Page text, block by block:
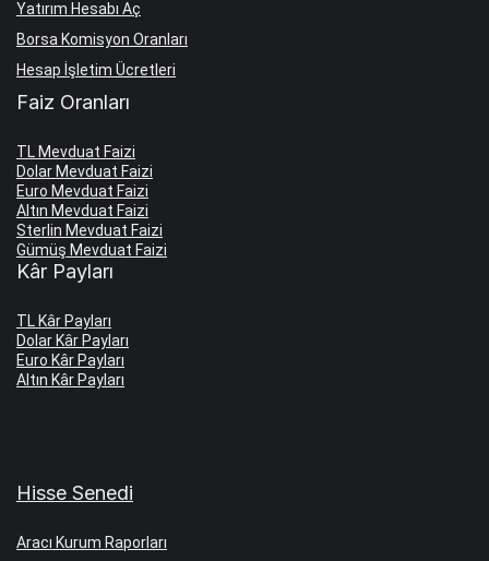
Yatırım Hesabı Aç
Borsa Komisyon Oranları
Hesap İşletim Ücretleri
Faiz Oranları
TL Mevduat Faizi
Dolar Mevduat Faizi
Euro Mevduat Faizi
Altın Mevduat Faizi
Sterlin Mevduat Faizi
Gümüş Mevduat Faizi
Kâr Payları
TL Kâr Payları
Dolar Kâr Payları
Euro Kâr Payları
Altın Kâr Payları
Hisse Senedi
Aracı Kurum Raporları